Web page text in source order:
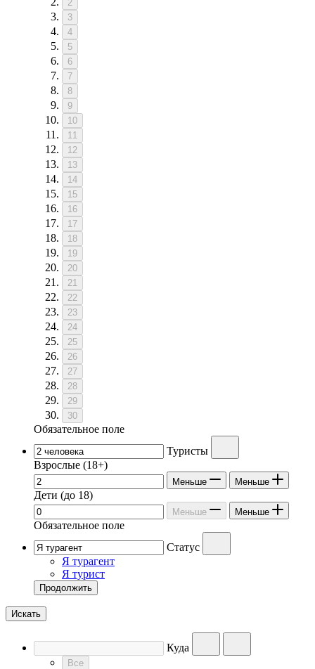
2
3
4
5
6
7
8
9
10
11
12
13
14
15
16
17
18
19
20
21
22
23
24
25
26
27
28
29
30
Обязательное поле
Туристы
Взрослые (18+)
Меньше Меньше
Дети (до 18)
Меньше Меньше
Обязательное поле
Статус
Я турагент
Я турист
Продолжить
Искать
Куда
Все